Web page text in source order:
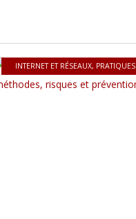
INTERNET ET RÉSEAUX, PRATIQUES